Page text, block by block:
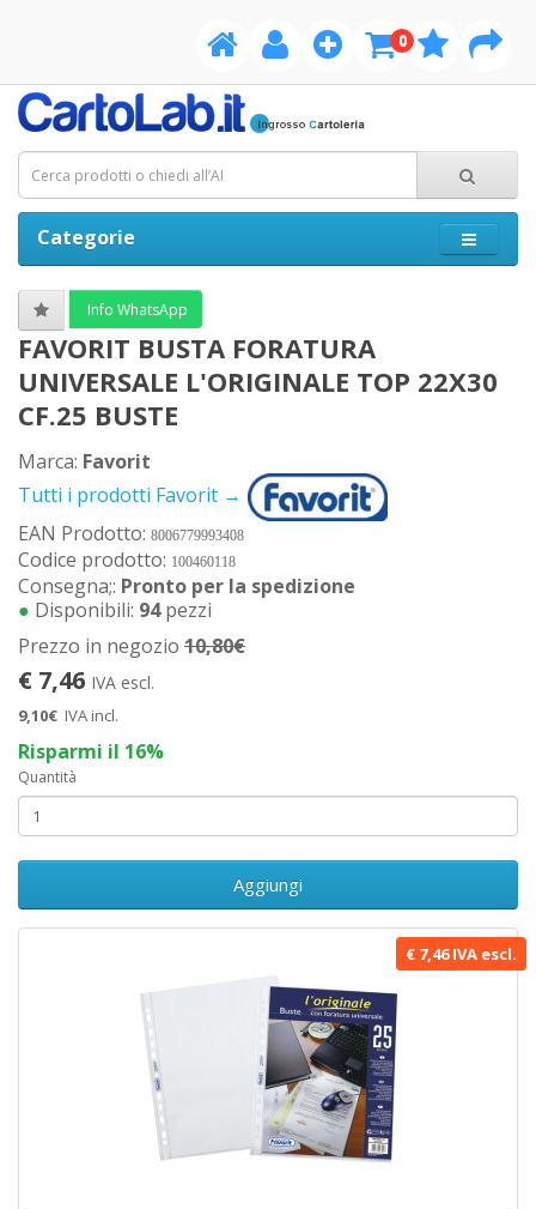
0
Categorie
€ 7,46 IVA escl.
Info WhatsApp
FAVORIT BUSTA FORATURA
UNIVERSALE L'ORIGINALE TOP 22X30
CF.25 BUSTE
Marca: Favorit
Tutti i prodotti Favorit →
EAN Prodotto: 8006779993408
Codice prodotto: 100460118
Consegna;: Pronto per la spedizione
● Disponibili: 94pezzi
Prezzo in negozio 10,80€
€ 7,46 IVA escl.
9,10€ IVA incl.
Risparmi il 16%
Quantità
Aggiungi